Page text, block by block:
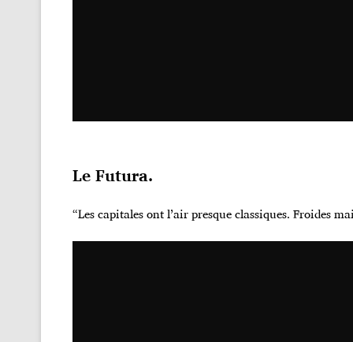
Le Futura.
“Les capitales ont l’air presque classiques. Froides